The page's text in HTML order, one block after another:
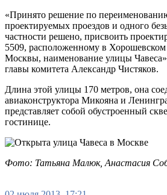
«Принято решение по
проектируемых проездов и одного
частности решено, присвоить
5509, расположенному в Хорошевском
Москвы, наименование улицы
главы комитета Александр Чистяков.
Длина этой улицы 170 метров, она
авиаконструктора Микояна и
представляет собой обустроенный
гостинице.
Фото: Татьяна Малюк, Анастасия